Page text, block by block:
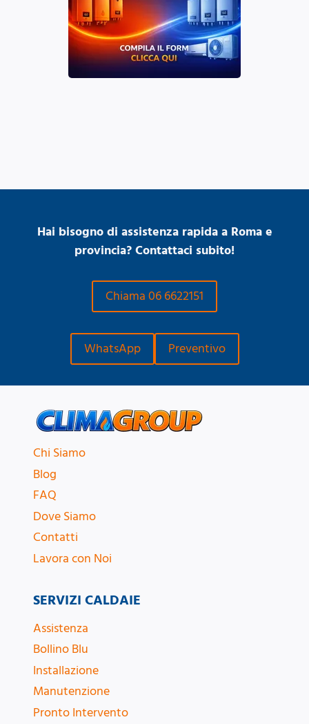
Hai bisogno di assistenza rapida a Roma e
provincia? Contattaci subito!
Chiama 06 6622151
WhatsApp Preventivo
Chi Siamo
Blog
FAQ
Dove Siamo
Contatti
Lavora con Noi
SERVIZI CALDAIE
Assistenza
Bollino Blu
Installazione
Manutenzione
Pronto Intervento